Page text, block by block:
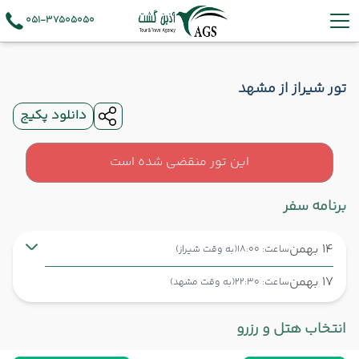
051-37505050
تور شیراز از مشهد
دانلود پکیج
این تور منقضی شده است
برنامه سفر
14 بهمن ساعت: 18:00 (به وقت شیراز)
17 بهمن ساعت: 22:30 (به وقت مشهد)
شروع سفر شیراز ,
انتخاب هتل و رزرو